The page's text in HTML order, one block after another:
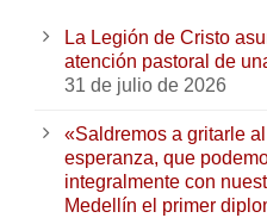
La Legión de Cristo
atención pastoral de
31 de julio de 2026
«Saldremos a gritarle
esperanza, que
integralmente con
Medellín el primer